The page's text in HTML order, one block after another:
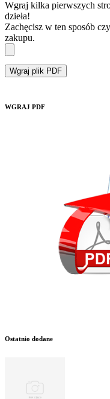
Wgraj kilka pierwszych
dzieła!
Zachęcisz w ten sposób
zakupu.
Wgraj plik PDF
WGRAJ PDF
Ostatnio dodane